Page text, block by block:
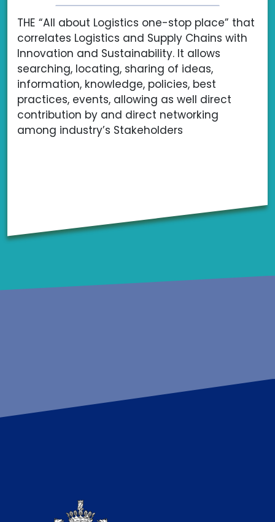
THE “All about Logistics one-stop place” that
correlates Logistics and Supply Chains with
Innovation and Sustainability. It allows
searching, locating, sharing of ideas,
information, knowledge, policies, best
practices, events, allowing as well direct
contribution by and direct networking
among industry’s Stakeholders